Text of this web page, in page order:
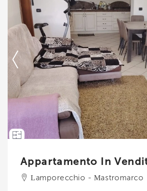
suddivisa in 3 vani. Dal piano terra
piano primo entriamo nelle. . .
Ti interessa?
Contatta
--------------------
Vedi tutti i dettagli
Appartamento In
Lamporecchio - Mastromarco